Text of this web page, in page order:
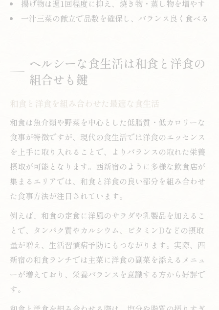
揚げ物は週1回程度に抑え、焼き物・蒸し物を増やす
一汁三菜の献立で品数を確保し、バランス良く食べる
ヘルシーな食生活は和食と洋食の
組合せも鍵
和食と洋食を組み合わせた最適な食生活
和食は魚介類や野菜を中心とした低脂質・低カロリーな
食事が特徴ですが、現代の食生活では洋食のエッセンス
を上手に取り入れることで、よりバランスの取れた栄養
摂取が可能となります。西新宿のように多様な飲食店が
集まるエリアでは、和食と洋食の良い部分を組み合わせ
た食事方法が注目されています。
例えば、和食の定食に洋風のサラダや乳製品を加えるこ
とで、タンパク質やカルシウム、ビタミンDなどの摂取
量が増え、生活習慣病予防にもつながります。実際、西
新宿の和食ランチでは主菜に洋食の副菜を添えるメニュ
ーが増えており、栄養バランスを意識する方から好評で
す。